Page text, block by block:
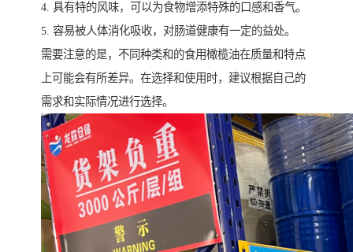
4. 具有特的风味，可以为食物增添特殊的口感和香气。
5. 容易被人体消化吸收，对肠道健康有一定的益处。
需要注意的是，不同种类和的食用橄榄油在质量和特点
上可能会有所差异。在选择和使用时，建议根据自己的
需求和实际情况进行选择。